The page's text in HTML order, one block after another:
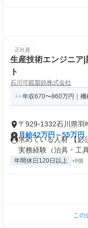
正社員
生産技術エンジニア
ト
石川可鍛製鉄株式会社
年収670〜860万円｜機
〒929-1332石川県羽
月給42万円～55万円
求めている人材 【必
実務経験（治具・工
年間休日120日以上 +8個
この